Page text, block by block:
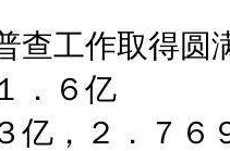
工作取得圆
．６亿
亿，２．７６